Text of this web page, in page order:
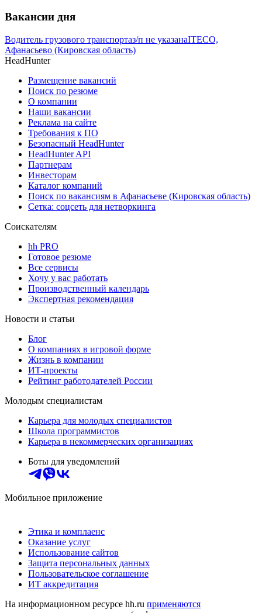
Вакансии дня
Водитель грузового транспортаз/п не указанаITECO,
Афанасьево (Кировская область)
HeadHunter
Размещение вакансий
Поиск по резюме
О компании
Наши вакансии
Реклама на сайте
Требования к ПО
Безопасный HeadHunter
HeadHunter API
Партнерам
Инвесторам
Каталог компаний
Поиск по вакансиям в Афанасьеве (Кировская область)
Сетка: соцсеть для нетворкинга
Соискателям
hh PRO
Готовое резюме
Все сервисы
Хочу у вас работать
Производственный календарь
Экспертная рекомендация
Новости и статьи
Блог
О компаниях в игровой форме
Жизнь в компании
ИТ-проекты
Рейтинг работодателей России
Молодым специалистам
Карьера для молодых специалистов
Школа программистов
Карьера в некоммерческих организациях
Боты для уведомлений
Мобильное приложение
Этика и комплаенс
Оказание услуг
Использование сайтов
Защита персональных данных
Пользовательское соглашение
ИТ аккредитация
На информационном ресурсе hh.ru применяются